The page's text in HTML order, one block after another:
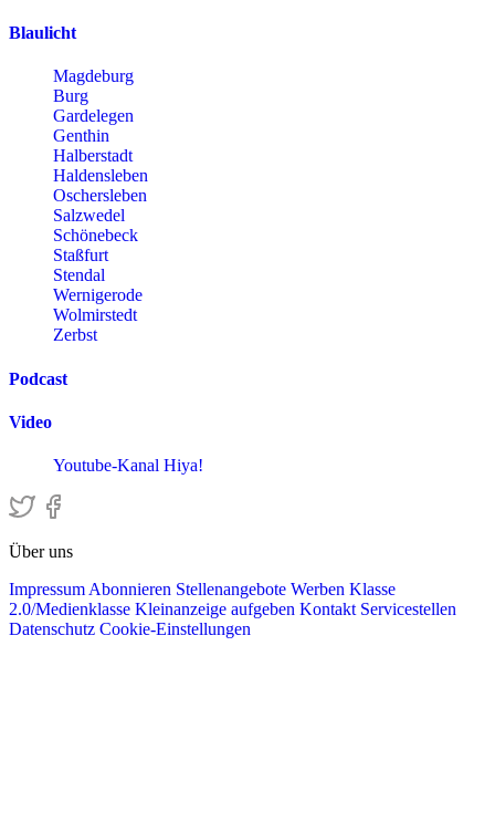
Blaulicht
Magdeburg
Burg
Gardelegen
Genthin
Halberstadt
Haldensleben
Oschersleben
Salzwedel
Schönebeck
Staßfurt
Stendal
Wernigerode
Wolmirstedt
Zerbst
Podcast
Video
Youtube-Kanal Hiya!
Über uns
Impressum Abonnieren Stellenangebote Werben Klasse
2.0/Medienklasse Kleinanzeige aufgeben Kontakt Servicestellen
Datenschutz Cookie-Einstellungen